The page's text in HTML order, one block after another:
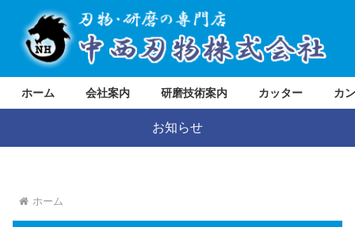
ホーム 会社案内 研磨技術案内 カッター カ
お知らせ
ホーム